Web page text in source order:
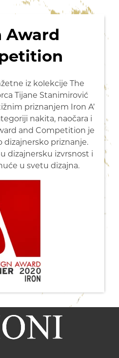
Award
iz kolekcije The
Tijane Stanimirović
priznanjem Iron A’
nakita, naočara i
and Competition je
dizajnersko priznanje.
dizajnersku izvrsnost i
u svetu dizajna.